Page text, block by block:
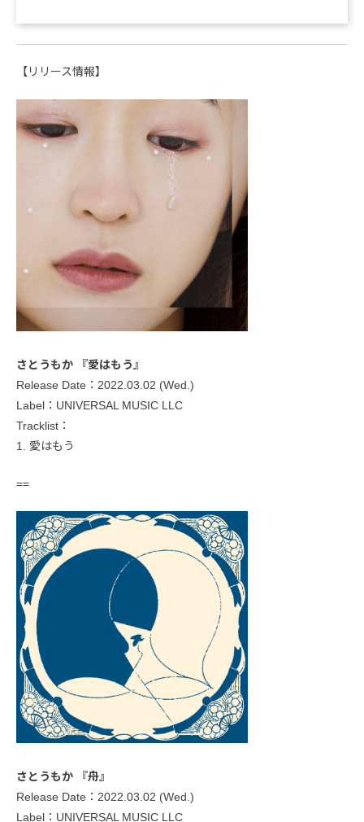
【リリース情報】
さとうもか 『愛はもう』
Release Date：2022.03.02 (Wed.)
Label：UNIVERSAL MUSIC LLC
Tracklist：
1. 愛はもう
==
さとうもか 『舟』
Release Date：2022.03.02 (Wed.)
Label：UNIVERSAL MUSIC LLC